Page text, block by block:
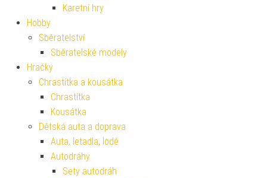
Karetní hry
Hobby
Sběratelství
Sběratelské modely
Hračky
Chrastítka a kousátka
Chrastítka
Kousátka
Dětská auta a doprava
Auta, letadla, lodě
Autodráhy
Sety autodráh